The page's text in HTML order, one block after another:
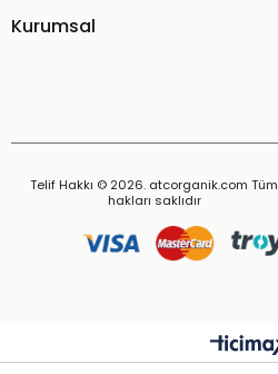
Kurumsal
Telif Hakkı © 2026. atcorganik.com Tüm
hakları saklıdır